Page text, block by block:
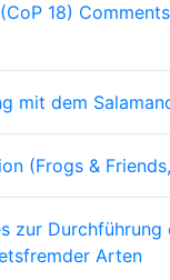
18)
mit dem
(Frogs &
zur
Arten